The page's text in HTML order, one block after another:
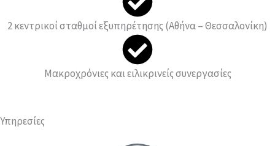
2 κεντρικοί σταθμοί εξυπηρέτησης (Αθήνα – Θεσσαλονίκη)
Μακροχρόνιες και ειλικρινείς συνεργασίες
Υπηρεσίες